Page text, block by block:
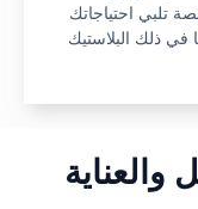
تلبي احتياجاتك
في ذلك البلاستيك
والعناية